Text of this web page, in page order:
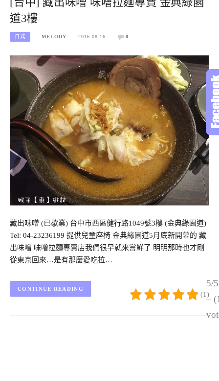
道3樓
日式 MELODY 2016-08-16 0
藏出味噌 (已歇業) 台中市西區健行路1049號3樓 (金典綠園道)
Tel: 04-23236199 提供兒童座椅 金典緣園道5月底新開幕的 藏
出味噌 味噌拉麵專賣店我們很早就來嘗鮮了 明明那時也才剛
從東京回來…是有那麼愛吃拉…
5/5
–
(1)
CONTINUE READING